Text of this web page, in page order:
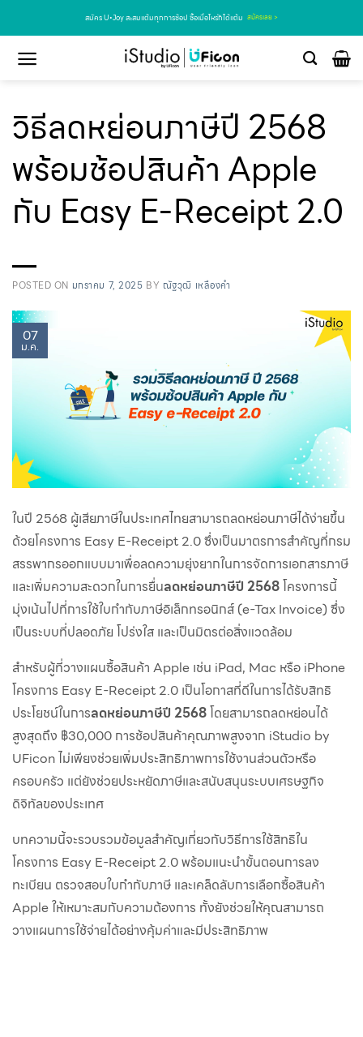
สมัคร U•Joy สะสมแต้มทุกการช้อป ซื้อเมื่อไหร่ก็ได้แต้ม สมัครเลย >
วิธีลดหย่อนภาษีปี 2568
พร้อมช้อปสินค้า Apple
กับ Easy E-Receipt 2.0
POSTED ON มกราคม 7, 2025 BY ณัฐวุฒิ เหลืองคำ
07
ม.ค.
ในปี 2568 ผู้เสียภาษีในประเทศไทยสามารถลดหย่อนภาษีได้ง่ายขึ้น
ด้วยโครงการ Easy E-Receipt 2.0 ซึ่งเป็นมาตรการสำคัญที่กรม
สรรพากรออกแบบมาเพื่อลดความยุ่งยากในการจัดการเอกสารภาษี
และเพิ่มความสะดวกในการยื่นลดหย่อนภาษีปี 2568โครงการนี้
มุ่งเน้นไปที่การใช้ใบกำกับภาษีอิเล็กทรอนิกส์ (e-Tax Invoice) ซึ่ง
เป็นระบบที่ปลอดภัย โปร่งใส และเป็นมิตรต่อสิ่งแวดล้อม
สำหรับผู้ที่วางแผนซื้อสินค้า Apple เช่น iPad, Mac หรือ iPhone
โครงการ Easy E-Receipt 2.0 เป็นโอกาสที่ดีในการได้รับสิทธิ
ประโยชน์ในการลดหย่อนภาษีปี 2568โดยสามารถลดหย่อนได้
สูงสุดถึง ฿30,000 การช้อปสินค้าคุณภาพสูงจาก iStudio by
UFicon ไม่เพียงช่วยเพิ่มประสิทธิภาพการใช้งานส่วนตัวหรือ
ครอบครัว แต่ยังช่วยประหยัดภาษีและสนับสนุนระบบเศรษฐกิจ
ดิจิทัลของประเทศ
บทความนี้จะรวบรวมข้อมูลสำคัญเกี่ยวกับวิธีการใช้สิทธิใน
โครงการ Easy E-Receipt 2.0 พร้อมแนะนำขั้นตอนการลง
ทะเบียน ตรวจสอบใบกำกับภาษี และเคล็ดลับการเลือกซื้อสินค้า
Apple ให้เหมาะสมกับความต้องการ ทั้งยังช่วยให้คุณสามารถ
วางแผนการใช้จ่ายได้อย่างคุ้มค่าและมีประสิทธิภาพ